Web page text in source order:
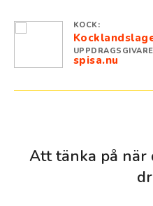
KOCK:
spisa.nu
Att tänka på när